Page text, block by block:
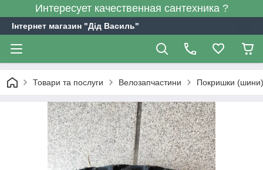
Интересует качественная сантехника ?
Інтернет магазин "Дід Василь"
Товари та послуги Велозапчастини Покришки (шини)